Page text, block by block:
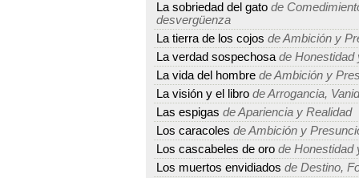
La sobriedad del gato de
desvergüenza
La tierra de los cojos de Ambición y
La verdad sospechosa de Honestidad
La vida del hombre de Ambición y
La visión y el libro de Arrogancia,
Las espigas de Apariencia y Realidad
Los caracoles de Ambición y
Los cascabeles de oro de Honestidad
Los muertos envidiados de Destino,